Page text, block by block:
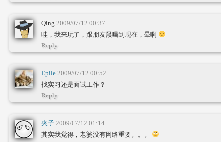
Qing 2009/07/12 00:37
哇，我来玩了，跟朋友黑喝到现在，晕啊
Reply
Epile 2009/07/12 00:52
找实习还是面试工作？
Reply
夹子 2009/07/12 01:14
其实我觉得，老婆没有网络重要。。。